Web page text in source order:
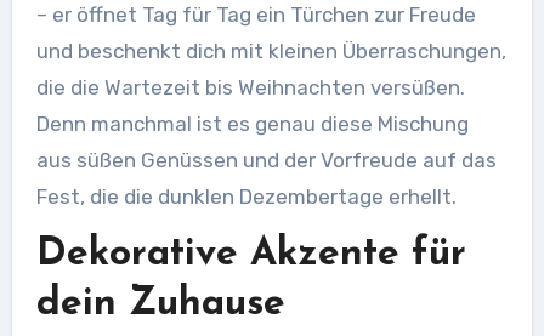
– er öffnet Tag für Tag ein Türchen zur Freude
und beschenkt dich mit kleinen Überraschungen,
die die Wartezeit bis Weihnachten versüßen.
Denn manchmal ist es genau diese Mischung
aus süßen Genüssen und der Vorfreude auf das
Fest, die die dunklen Dezembertage erhellt.
Dekorative Akzente für
dein Zuhause